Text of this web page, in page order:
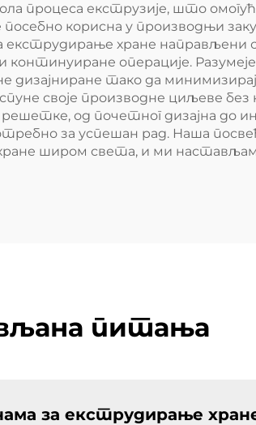
процеса екструзије, што
корисна у производњи
екструдирање хране
операције.
тако да
своје производне циљеве
од почетног дизајна до
за успешан рад. Наша
широм света, и ми
питања
за екструдирање